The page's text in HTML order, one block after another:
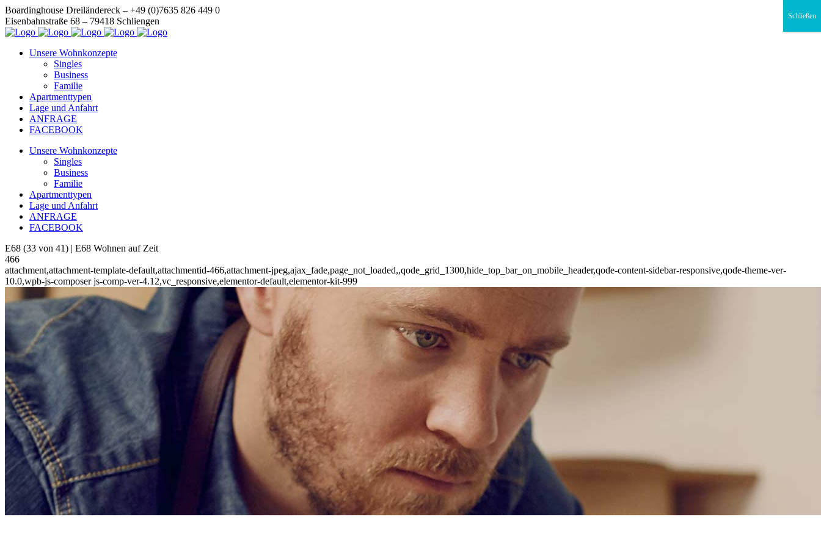
Boardinghouse Dreiländereck – +49 (0)7635 826 449 0
Eisenbahnstraße 68 – 79418 Schliengen
Unsere Wohnkonzepte
Singles
Business
Familie
Apartmenttypen
Lage und Anfahrt
ANFRAGE
FACEBOOK
Unsere Wohnkonzepte
Singles
Business
Familie
Apartmenttypen
Lage und Anfahrt
ANFRAGE
FACEBOOK
E68 (33 von 41) | E68 Wohnen auf Zeit
466
attachment,attachment-template-default,attachmentid-466,attachment-jpeg,ajax_fade,page_not_loaded,,qode_grid_1300,hide_top_bar_on_mobile_header,qode-content-sidebar-responsive,qode-theme-ver-
10.0,wpb-js-composer js-comp-ver-4.12,vc_responsive,elementor-default,elementor-kit-999
Schließen